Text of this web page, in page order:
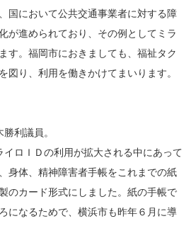
国において公共交通事業者に対する障
が進められており、その例としてミラ
す。福岡市におきましても、福祉タク
図り、利用を働きかけてまいります。
利議員。
ロＩＤの利用が拡大される中にあって
身体、精神障害者手帳をこれまでの紙
のカード形式にしました。紙の手帳で
になるためで、横浜市も昨年６月に導